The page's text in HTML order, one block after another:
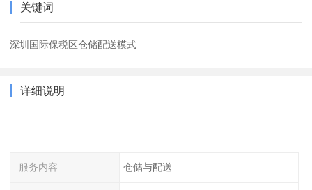
关键词
深圳国际保税区仓储配送模式
详细说明
服务内容 仓储与配送